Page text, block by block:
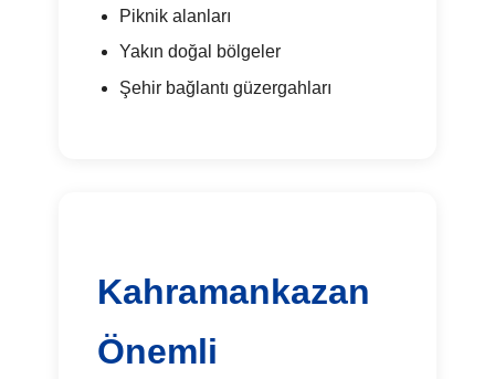
Piknik alanları
Yakın doğal bölgeler
Şehir bağlantı güzergahları
Kahramankazan
Önemli